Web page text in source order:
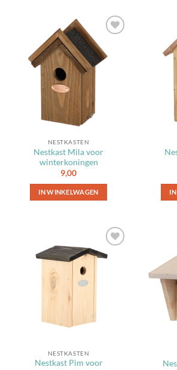
Toevoegen
aan
favorieten
NESTKASTEN
Nestkast Mila voor
winterkoningen
9,00
IN WINKELWAGEN
Toevoegen
NESTKASTEN
Nestkast Pim voor